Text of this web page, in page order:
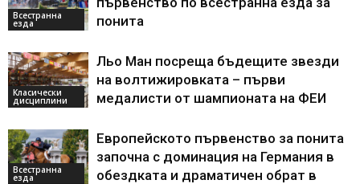
Всестранна
езда
понита
Класически
дисциплини
Льо Ман посреща бъдещите звезди
на волтижировката – първи
медалисти от шампионата на ФЕИ
Всестранна
езда
Европейското първенство за понита
започна с доминация на Германия в
обездката и драматичен обрат в